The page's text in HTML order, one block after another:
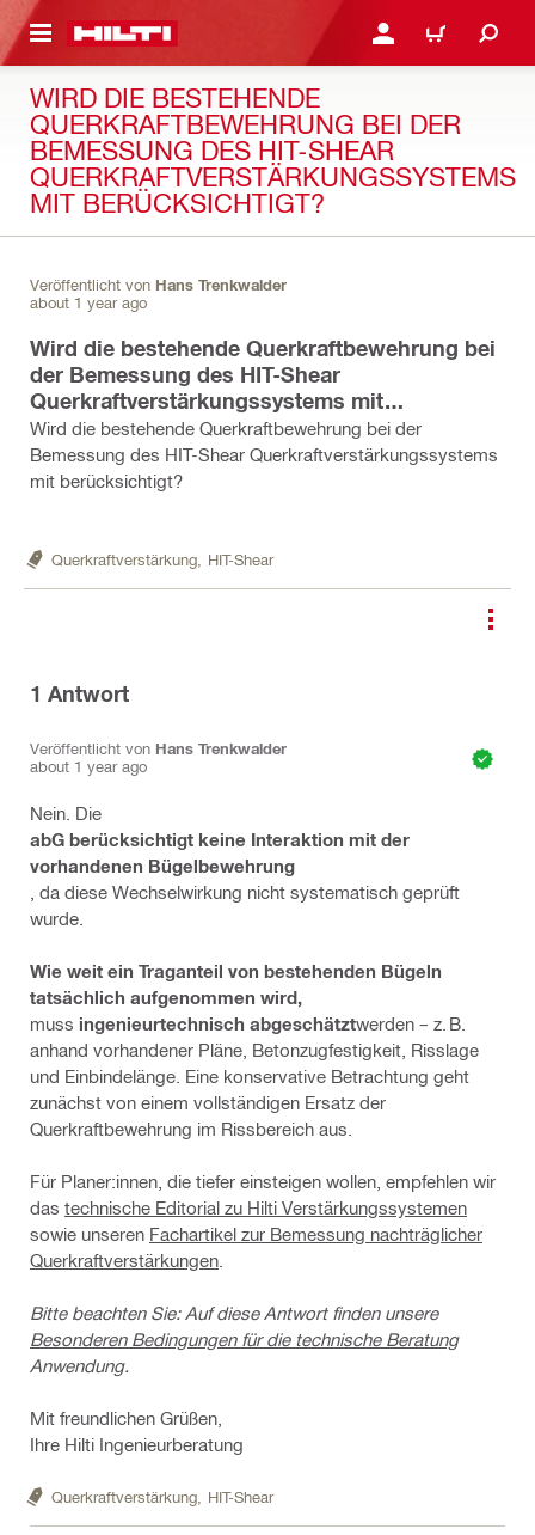
ANMELDEN ODER
WARENKORB
WIRD DIE BESTEHENDE
QUERKRAFTBEWEHRUNG BEI DER
BEMESSUNG DES HIT-SHEAR
QUERKRAFTVERSTÄRKUNGSSYSTEMS
MIT BERÜCKSICHTIGT?
Veröffentlicht von Hans Trenkwalder
about 1 year ago
Wird die bestehende Querkraftbewehrung bei
der Bemessung des HIT-Shear
Querkraftverstärkungssystems mit
berücksichtigt?
Wird die bestehende Querkraftbewehrung bei der
Bemessung des HIT-Shear Querkraftverstärkungssystems
mit berücksichtigt?
Querkraftverstärkung, HIT-Shear
1 Antwort
Veröffentlicht von Hans Trenkwalder
about 1 year ago
Nein. Die
abG berücksichtigt keine Interaktion mit der
vorhandenen Bügelbewehrung
, da diese Wechselwirkung nicht systematisch geprüft
wurde.
Wie weit ein Traganteil von bestehenden Bügeln
tatsächlich aufgenommen wird,
muss ingenieurtechnisch abgeschätztwerden – z. B.
anhand vorhandener Pläne, Betonzugfestigkeit, Risslage
und Einbindelänge. Eine konservative Betrachtung geht
zunächst von einem vollständigen Ersatz der
Querkraftbewehrung im Rissbereich aus.
Für Planer:innen, die tiefer einsteigen wollen, empfehlen wir
das technische Editorial zu Hilti Verstärkungssystemen
sowie unseren Fachartikel zur Bemessung nachträglicher
Querkraftverstärkungen
Bitte beachten Sie: Auf diese Antwort finden unsere
Besonderen Bedingungen für die technische Beratung
Anwendung.
Mit freundlichen Grüßen,
Ihre Hilti Ingenieurberatung
Querkraftverstärkung, HIT-Shear